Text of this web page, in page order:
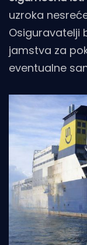
uzroka
Osiguravatelji
jamstva za
eventualne